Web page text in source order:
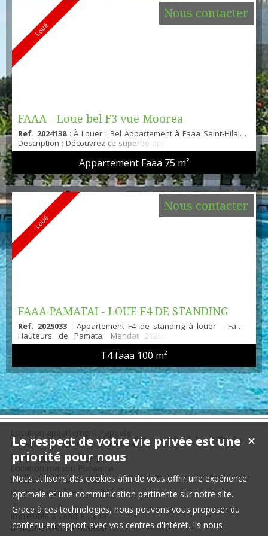
Loué
FAAA - Loue bel F3 vue Moorea
Ref. 2024138: À Louer : Bel Appartement à Faaa Saint-Hilaire
Description : Découvrez ce superbe appartement situé à Faaa
Saint-Hilaire, dans une résidence de standing avec piscine.
Profitez d'une vue imprenable sur Moorea depuis votre
terrasse et vivez dans un cadre élégant et confortable.
Caractéristiques : Cuisine équipée : Ouverte sur un séjour
spacieux et lumineux.1 chambre climatisée : Avec pla...
Appartement Faaa 75 m²
Nous contacter
Loué
FAAA PAMATAI - LOUE F4 DE STANDING
Ref. 2025033 : Appartement F4 de standing à louer – Faaa,
Hauteurs de Pamatai Mandat 2025/033 Situé dans une
résidence de standing à Faaa, dans les hauteurs de Pamatai,
ce superbe appartement F4 vous offre tout le confort moderne
avec des prestations de qualité. Profitez d’un cadre paisible et
agréable, avec une magnifique vue sur la rade de Papeete et
la Pointe Venus depuis une grande terrasse couver...
T4 faaa 100 m²
Nous contacter
Location appartement Punaauia
Location maison Faaa
Location maison Punaauia
Location maison Papara
Location appartement Pirae
Immeuble à vendre Faaa
Maison à vendre Afaahiti
✕
Le respect de votre vie privée est une
priorité pour nous
Nous utilisons des cookies afin de vous offrir une expérience
optimale et une communication pertinente sur notre site.
Grace à ces technologies, nous pouvons vous proposer du
contenu en rapport avec vos centres d'intérêt. Ils nous